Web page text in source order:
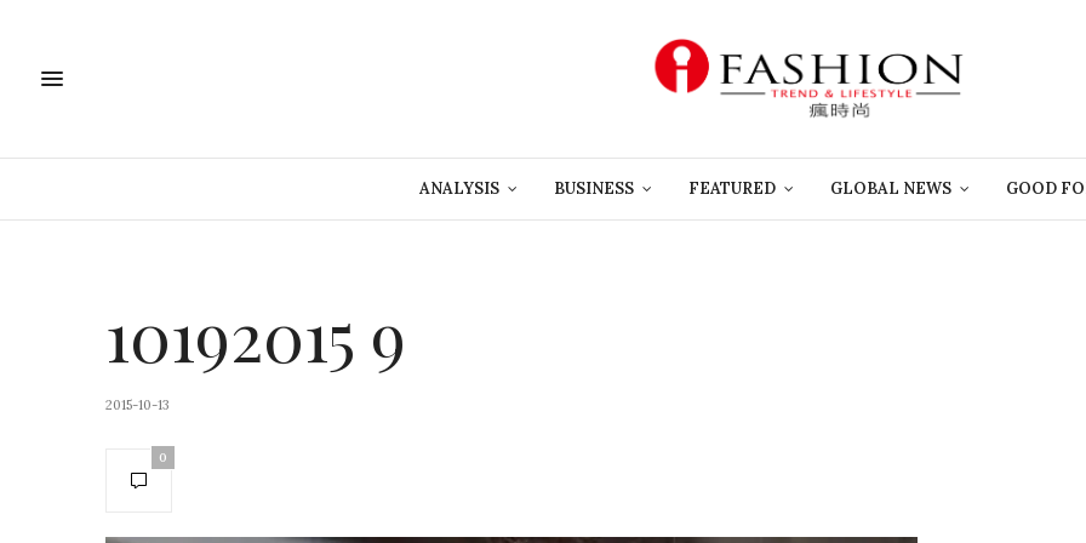
ANALYSIS BUSINESS FEATURED GLOBAL NEWS GOOD
10192015 9
2015-10-13
0